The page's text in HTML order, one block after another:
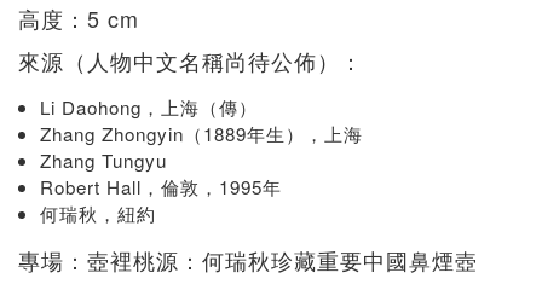
高度：5 cm
來源（人物中文名稱尚待公佈）：
Li Daohong，上海（傳）
Zhang Zhongyin（1889年生），上海
Zhang Tungyu
Robert Hall，倫敦，1995年
何瑞秋，紐約
專場：壺裡桃源：何瑞秋珍藏重要中國鼻煙壺